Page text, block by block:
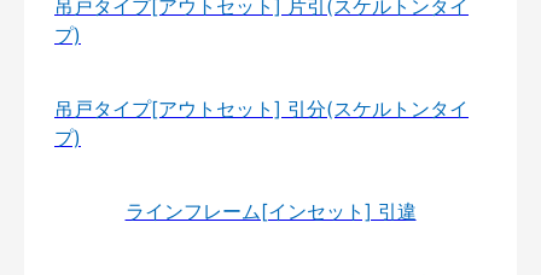
吊戸タイプ[アウトセット] 片引(スケルトンタイ
プ)
吊戸タイプ[アウトセット] 引分(スケルトンタイ
プ)
ラインフレーム[インセット] 引違